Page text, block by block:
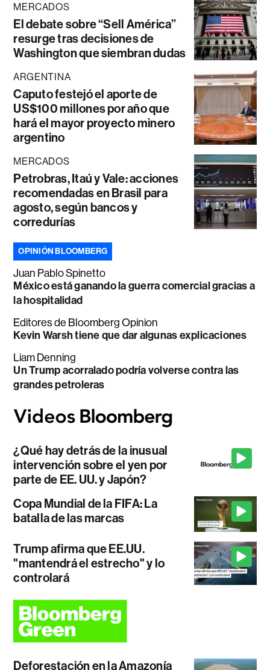
MERCADOS
El debate sobre “Sell América”
resurge tras decisiones de
Washington que siembran dudas
ARGENTINA
Caputo festejó el aporte de
US$100 millones por año que
hará el mayor proyecto minero
argentino
MERCADOS
Petrobras, Itaú y Vale: acciones
recomendadas en Brasil para
agosto, según bancos y
corredurías
OPINIÓN BLOOMBERG
Juan Pablo Spinetto
México está ganando la guerra comercial gracias a
la hospitalidad
Editores de Bloomberg Opinion
Kevin Warsh tiene que dar algunas explicaciones
Liam Denning
Un Trump acorralado podría volverse contra las
grandes petroleras
¿Qué hay detrás de la inusual
intervención sobre el yen por
parte de EE. UU. y Japón?
Copa Mundial de la FIFA: La
batalla de las marcas
Trump afirma que EE.UU.
"mantendrá el estrecho" y lo
controlará
Deforestación en la Amazonía